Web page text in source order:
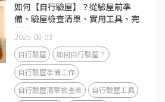
如何【自行驗屋】？從驗屋前準
備、驗屋檢查清單、實用工具、完
整流程
2025-08-03
自行驗屋
如何自行驗屋？
自行驗屋準備工作
自行驗屋清單檢查表
自行驗屋工具